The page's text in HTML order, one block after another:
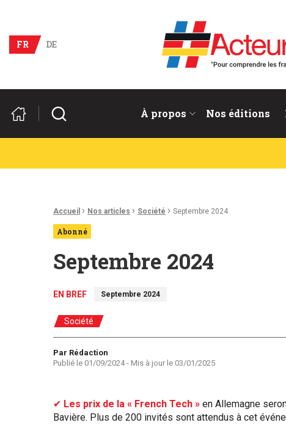
Acteurs du franco-allemand
FR
DE
À propos Nos éditions
Rechercher
Fil d'Ariane :
Accueil › Nos articles › Société › Septembre 2024
Abonné
Septembre 2024
EN BREF Septembre 2024
Société
Auteur
Par Rédaction
Publié le 01/09/2024- Mis à jour le 03/01/2025
✔ Les prix de la « French Tech » en Allemagne
Bavière. Plus de 200 invités sont attendus à cet